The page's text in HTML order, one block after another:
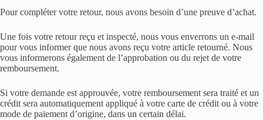
Pour compléter votre retour, nous avons besoin d’une preuve d’achat.
Une fois votre retour reçu et inspecté, nous vous enverrons un e-mail
pour vous informer que nous avons reçu votre article retourné. Nous
vous informerons également de l’approbation ou du rejet de votre
remboursement.
Si votre demande est approuvée, votre remboursement sera traité et un
crédit sera automatiquement appliqué à votre carte de crédit ou à votre
mode de paiement d’origine, dans un certain délai.